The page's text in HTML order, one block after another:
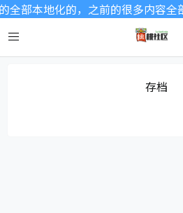
部本地化的，之前的很多内容
存档